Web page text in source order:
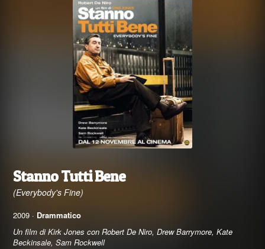
Stanno Tutti Bene
(Everybody's Fine)
2009 · Drammatico
Un film di Kirk Jones con Robert De Niro, Drew Barrymore, Kate
Beckinsale, Sam Rockwell